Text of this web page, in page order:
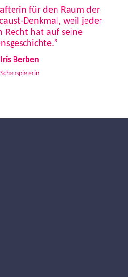
für den Raum der
Denkmal, weil jeder
Recht hat auf seine
Iris Berben
Schauspielerin